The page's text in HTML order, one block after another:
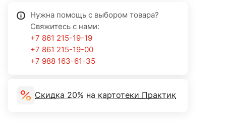
Нужна помощь с выбором товара?
Свяжитесь с нами:
+7 861 215-19-19
+7 861 215-19-00
+7 988 163-61-35
Скидка 20% на картотеки Практик